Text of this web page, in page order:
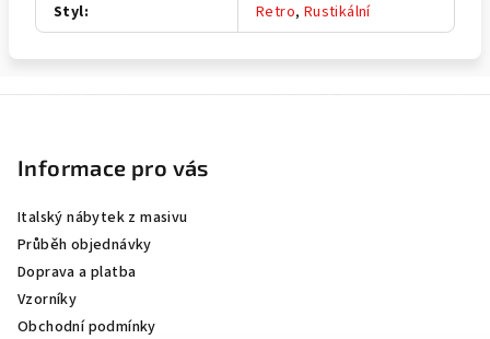
Styl: Retro, Rustikální
Informace pro vás
Italský nábytek z masivu
Průběh objednávky
Doprava a platba
Vzorníky
Obchodní podmínky